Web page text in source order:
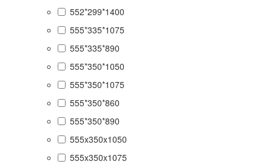
552*299*1400
555*335*1075
555*335*890
555*350*1050
555*350*1075
555*350*860
555*350*890
555x350x1050
555x350x1075